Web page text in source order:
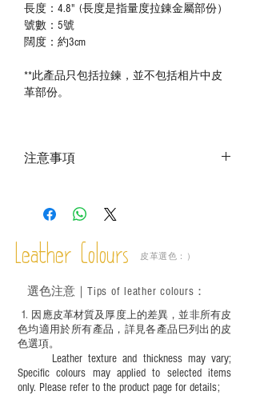
長度：4.8" (長度是指量度拉錬金屬部份）
號數：5號
闊度：約3cm
**此產品只包括拉鍊，並不包括相片中皮
革部份。
注意事項
實物為準；
－ 此產品含有細小配件、尖銳物件，恕不
必須由成年人陪同下使用並應小心處理。
Leather Colours 皮革選色：）
1. ​ 因應皮革材質及厚度上的差異，並非所有皮
色均適用於所有產品，詳見各產品巳列出的皮
色選項。
Leather texture and thickness may vary;
Specific colours may applied to selected items
only. Please refer to the product page for details;
選色注意｜ Tips of leather colours ：